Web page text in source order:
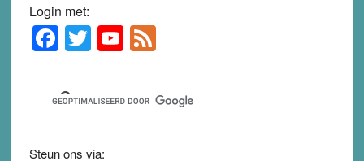
Login met:
Primary
Sidebar
F
a
c
e
b
T
wi
tt
er
Y
o
u
T
F
e
d
Steun ons via: